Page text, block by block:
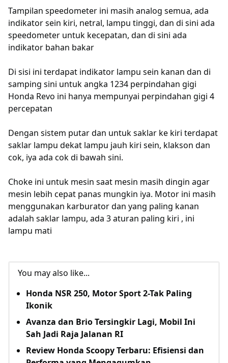
Tampilan speedometer ini masih analog semua, ada
indikator sein kiri, netral, lampu tinggi, dan di sini ada
speedometer untuk kecepatan, dan di sini ada
indikator bahan bakar
Di sisi ini terdapat indikator lampu sein kanan dan di
samping sini untuk angka 1234 perpindahan gigi
Honda Revo ini hanya mempunyai perpindahan gigi 4
percepatan
Dengan sistem putar dan untuk saklar ke kiri terdapat
saklar lampu dekat lampu jauh kiri sein, klakson dan
cok, iya ada cok di bawah sini.
Choke ini untuk mesin saat mesin masih dingin agar
mesin lebih cepat panas mungkin iya. Motor ini masih
menggunakan karburator dan yang paling kanan
adalah saklar lampu, ada 3 aturan paling kiri , ini
lampu mati
You may also like...
Honda NSR 250, Motor Sport 2-Tak Paling
Ikonik
Avanza dan Brio Tersingkir Lagi, Mobil Ini
Sah Jadi Raja Jalanan RI
Review Honda Scoopy Terbaru: Efisiensi dan